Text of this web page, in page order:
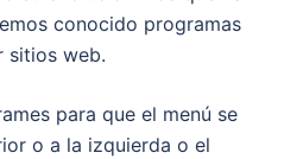
conocido programas
sitios web.
para que el menú se
o a la izquierda o el